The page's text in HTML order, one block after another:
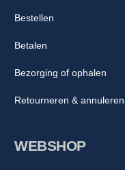
WEBSHOP
Bestellen
Betalen
Bezorging of ophalen
Retourneren & annuleren